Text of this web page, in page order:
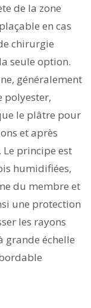
de la zone
en cas
chirurgie
seule option.
généralement
polyester,
le plâtre pour
et après
principe est
humidifiées,
du membre et
une protection
les rayons
grande échelle